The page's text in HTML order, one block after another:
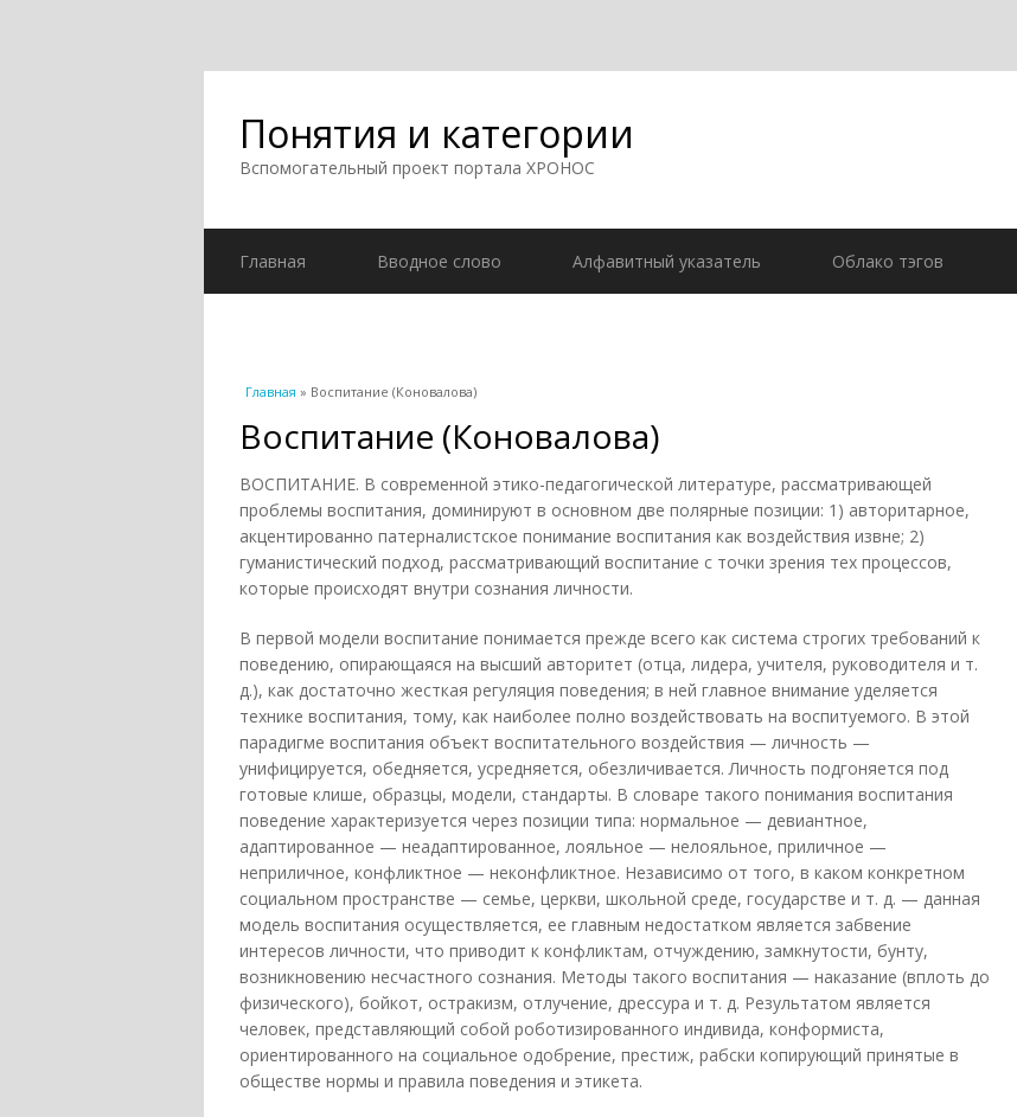
Понятия и категории
Вспомогательный проект портала ХРОНОС
Главная Вводное слово Алфавитный указатель Облако тэгов
Вы здесь
Главная » Воспитание (Коновалова)
Воспитание (Коновалова)
ВОСПИТАНИЕ. В современной этико-педагогической литературе, рассматривающей
проблемы воспитания, доминируют в основном две полярные позиции: 1) авторитарное,
акцентированно патерналистское понимание воспитания как воздействия извне; 2)
гуманистический подход, рассматривающий воспитание с точки зрения тех процессов,
которые происходят внутри сознания личности.
В первой модели воспитание понимается прежде всего как система строгих требований к
поведению, опирающаяся на высший авторитет (отца, лидера, учителя, руководителя и т.
д.), как достаточно жесткая регуляция поведения; в ней главное внимание уделяется
технике воспитания, тому, как наиболее полно воздействовать на воспитуемого. В этой
парадигме воспитания объект воспитательного воздействия — личность —
унифицируется, обедняется, усредняется, обезличивается. Личность подгоняется под
готовые клише, образцы, модели, стандарты. В словаре такого понимания воспитания
поведение характеризуется через позиции типа: нормальное — девиантное,
адаптированное — неадаптированное, лояльное — нелояльное, приличное —
неприличное, конфликтное — неконфликтное. Независимо от того, в каком конкретном
социальном пространстве — семье, церкви, школьной среде, государстве и т. д. — данная
модель воспитания осуществляется, ее главным недостатком является забвение
интересов личности, что приводит к конфликтам, отчуждению, замкнутости, бунту,
возникновению несчастного сознания. Методы такого воспитания — наказание (вплоть до
физического), бойкот, остракизм, отлучение, дрессура и т. д. Результатом является
человек, представляющий собой роботизированного индивида, конформиста,
ориентированного на социальное одобрение, престиж, рабски копирующий принятые в
обществе нормы и правила поведения и этикета.